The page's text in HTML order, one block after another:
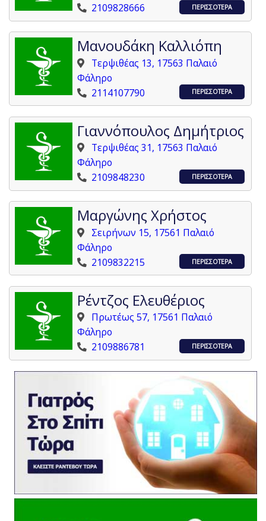
2109828666
ΠΕΡΙΣΣΟΤΕΡΑ
Μανουδάκη Καλλιόπη
Τερψιθέας 13, 17563 Παλαιό
Φάληρο
2114107790
ΠΕΡΙΣΣΟΤΕΡΑ
Γιαννόπουλος Δημήτριος
Τερψιθέας 31, 17563 Παλαιό
Φάληρο
2109848230
ΠΕΡΙΣΣΟΤΕΡΑ
Μαργώνης Χρήστος
Σειρήνων 15, 17561 Παλαιό
Φάληρο
2109832215
ΠΕΡΙΣΣΟΤΕΡΑ
Ρέντζος Ελευθέριος
Πρωτέως 57, 17561 Παλαιό
Φάληρο
2109886781
ΠΕΡΙΣΣΟΤΕΡΑ